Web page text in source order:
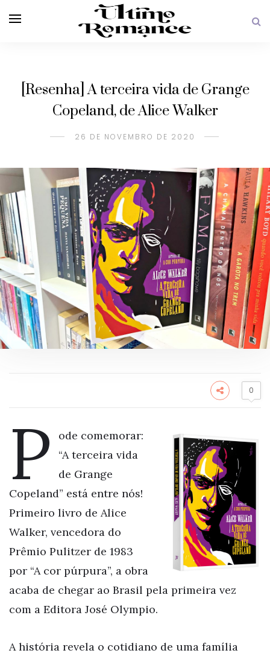
[Resenha] A terceira vida de Grange
Copeland, de Alice Walker
26 DE NOVEMBRO DE 2020
0
P
ode comemorar:
“A terceira vida
de Grange
Copeland” está entre nós!
Primeiro livro de Alice
Walker, vencedora do
Prêmio Pulitzer de 1983
por “A cor púrpura”, a obra
acaba de chegar ao Brasil pela primeira vez
com a Editora José Olympio.
A história revela o cotidiano de uma família